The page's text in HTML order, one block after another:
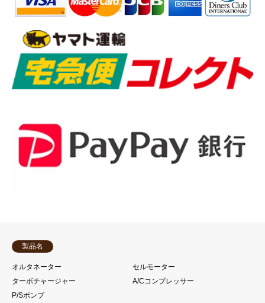
製品名
オルタネーター
セルモーター
ターボチャージャー
A/Cコンプレッサー
P/Sポンプ